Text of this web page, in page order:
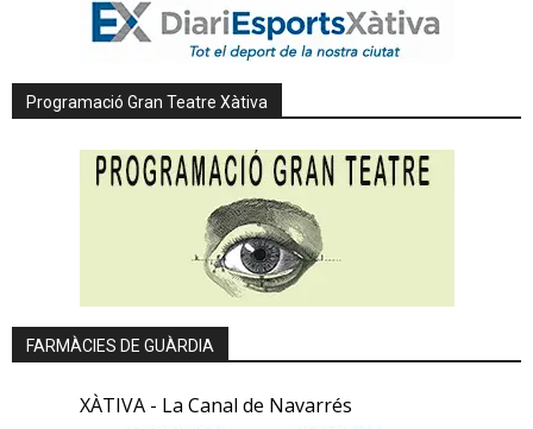
Programació Gran Teatre Xàtiva
FARMÀCIES DE GUÀRDIA
XÀTIVA - La Canal de Navarrés